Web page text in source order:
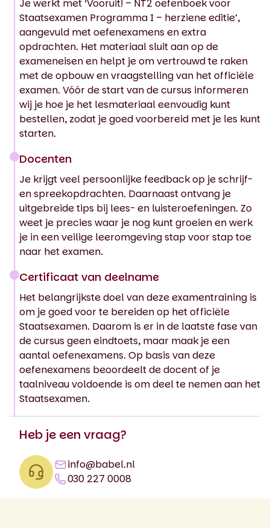
Je werkt met ‘Vooruit! – NT2 oefenboek voor
Staatsexamen Programma I – herziene editie’,
aangevuld met oefenexamens en extra
opdrachten. Het materiaal sluit aan op de
exameneisen en helpt je om vertrouwd te raken
met de opbouw en vraagstelling van het officiële
examen. Vóór de start van de cursus informeren
wij je hoe je het lesmateriaal eenvoudig kunt
bestellen, zodat je goed voorbereid met je les kunt
starten.
Docenten
Je krijgt veel persoonlijke feedback op je schrijf-
en spreekopdrachten. Daarnaast ontvang je
uitgebreide tips bij lees- en luisteroefeningen. Zo
weet je precies waar je nog kunt groeien en werk
je in een veilige leeromgeving stap voor stap toe
naar het examen.
Certificaat van deelname
Het belangrijkste doel van deze examentraining is
om je goed voor te bereiden op het officiële
Staatsexamen. Daarom is er in de laatste fase van
de cursus geen eindtoets, maar maak je een
aantal oefenexamens. Op basis van deze
oefenexamens beoordeelt de docent of je
taalniveau voldoende is om deel te nemen aan het
Staatsexamen.
Heb je een vraag?
info@babel.nl
030 227 0008